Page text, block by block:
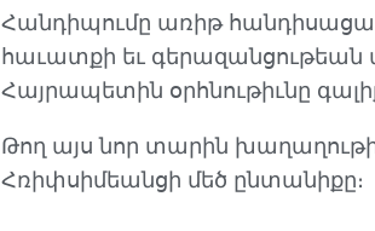
Հանդիպումը առիթ
հաւատքի եւ գերազանցութեան
Հայրապետին օրհնութիւնը
Թող այս նոր տարին
Հռիփսիմեանցի մեծ ընտանիքը։